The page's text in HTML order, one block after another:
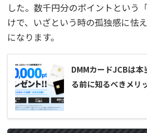
した。数千円分のポイントという
けで、いざという時の孤独感に怯
になります。
DMMカードJCBは本
る前に知るべきメリ